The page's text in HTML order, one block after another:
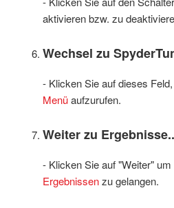
aktivieren bzw. zu
Wechsel zu
- Klicken Sie auf dieses
Menüaufzurufen.
Weiter zu
- Klicken Sie auf "Weiter"
Ergebnissenzu gelangen.